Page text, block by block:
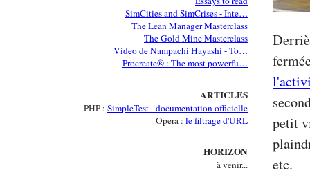
SimCities and SimCrises - Inte…
The Lean Manager Masterclass
The Gold Mine Masterclass
Video de Nampachi Hayashi - To…
Procreate® : The most powerfu…
ARTICLES
PHP : SimpleTest - documentation officielle
Opera : le filtrage d'URL
HORIZON
à venir...
petit
etc.